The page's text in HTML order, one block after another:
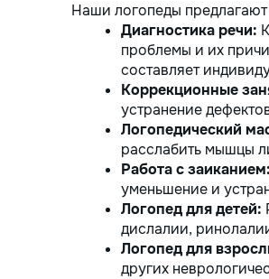
Наши логопеды
Диагностика речи:
проблемы и их
составляет
Коррекционные
устранение
Логопедический
расслабить мышцы
Работа с заиканием:
уменьшение и
Логопед для детей:
дислалии,
Логопед для
других